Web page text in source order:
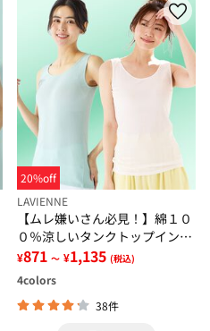
20%off
LAVIENNE
【ムレ嫌いさん必見！】綿１０
０％涼しいタンクトップインナ
ー＜さらりラボ＞
¥871 ～ ¥1,135 (税込)
4colors
38件